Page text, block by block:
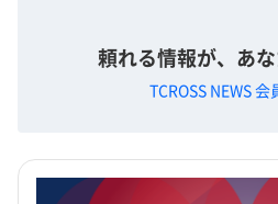
頼れる情報が、あ
TCROSS NEWS 会